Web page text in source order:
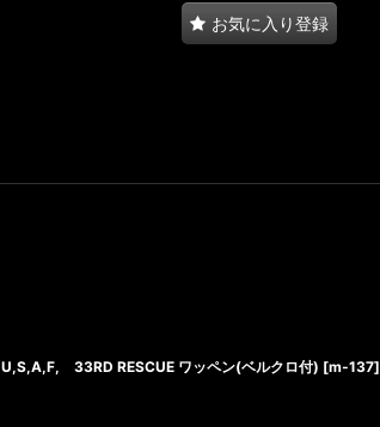
お気に入り登録
U,S,A,F, 33RD RESCUE ワッペン(ベルクロ付) [m‐137]